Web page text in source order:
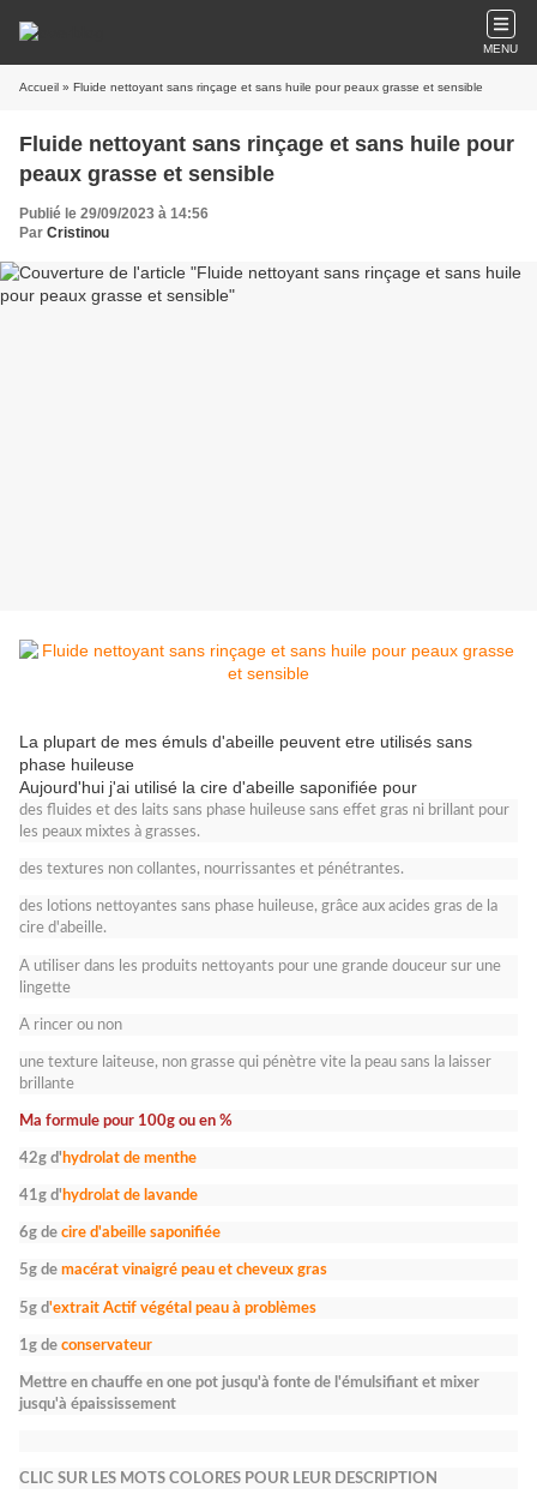
MENU
Accueil » Fluide nettoyant sans rinçage et sans huile pour peaux grasse et sensible
Fluide nettoyant sans rinçage et sans huile pour
peaux grasse et sensible
Publié le 29/09/2023 à 14:56
Par Cristinou
La plupart de mes émuls d'abeille peuvent etre utilisés sans
phase huileuse
Aujourd'hui j'ai utilisé la cire d'abeille saponifiée pour
des fluides et des laits sans phase huileuse sans effet gras ni brillant pour
les peaux mixtes à grasses.
des textures non collantes, nourrissantes et pénétrantes.
des lotions nettoyantes sans phase huileuse, grâce aux acides gras de la
cire d'abeille.
A utiliser dans les produits nettoyants pour une grande douceur sur une
lingette
A rincer ou non
une texture laiteuse, non grasse qui pénètre vite la peau sans la laisser
brillante
Ma formule pour 100g ou en %
42g d' hydrolat de menthe
41g d' hydrolat de lavande
6g de cire d'abeille saponifiée
5g de macérat vinaigré peau et cheveux gras
5g d'extrait Actif végétal peau à problèmes
1g de conservateur
Mettre en chauffe en one pot jusqu'à fonte de l'émulsifiant et mixer
jusqu'à épaississement
CLIC SUR LES MOTS COLORES POUR LEUR DESCRIPTION